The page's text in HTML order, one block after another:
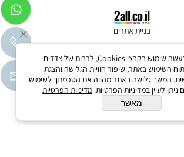
בניית אתרים
לידיעתך, באתרנו נעשה שימוש בקבצי Cookies, לרבות של צדדים
השימוש באתר, שיפור חוויית הגלישה והצגת
המשך גלישה באתר מהווה את הסכמתך לשימוש
לעיין במדיניות הפרטיות. מדיניות הפרטיות
מאשר